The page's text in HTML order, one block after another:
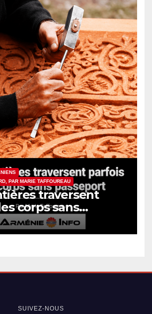
PAR MARIE TAFFOUREAU
traversent
corps sans
SUIVEZ-NOUS